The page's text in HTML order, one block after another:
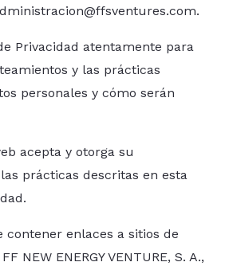
.
Privacidad atentamente para
y las prácticas
personales y cómo serán
acepta y otorga su
prácticas descritas en esta
contener enlaces a sitios de
NEW ENERGY VENTURE, S. A.,